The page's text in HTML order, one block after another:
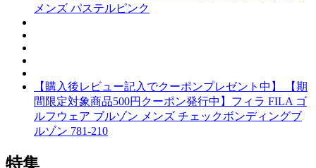
メンズ パステルピンク
【購入後レビュー記入でクーポンプレゼント中】 【期
間限定対象商品500円クーポン発行中】フィラ FILA ゴ
ルフウェア ブルゾン メンズ チェックボンディングブ
ルゾン 781-210
特集